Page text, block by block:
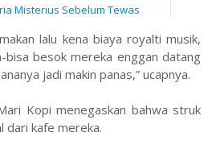
Misterius Sebelum Tewas
lalu kena biaya royalti musik,
bisa besok mereka enggan datang
jadi makin panas,” ucapnya.
Kopi menegaskan bahwa struk
dari kafe mereka.